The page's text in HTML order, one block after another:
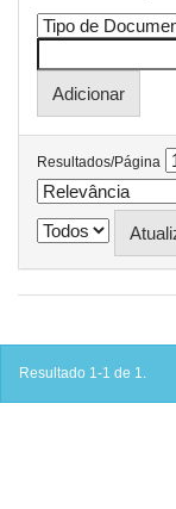
Resultados/Página
Resultado 1-1 de 1.